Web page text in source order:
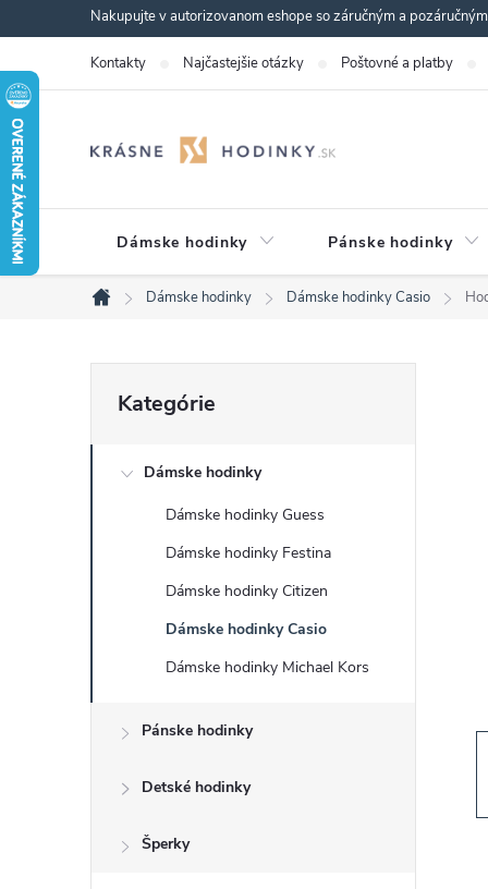
na
obsah
Nakupujte v autorizovanom eshope so záručným a
Kontakty Najčastejšie otázky Poštovné a platby
Dámske hodinky Pánske hodinky
Domov
Dámske hodinky Dámske hodinky Casio
o
a
kategórie
Kategórie
Dámske hodinky
Dámske hodinky Guess
Dámske hodinky Festina
Dámske hodinky Citizen
Dámske hodinky Casio
Dámske hodinky Michael Kors
Pánske hodinky
Detské hodinky
Šperky